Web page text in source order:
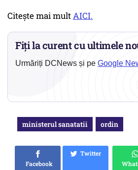
Citește mai multAICI.
Fiți la curent cu ultimele
Urmăriți DCNews și pe Google
ministerul sanatatii ordin
Facebook
Twitter